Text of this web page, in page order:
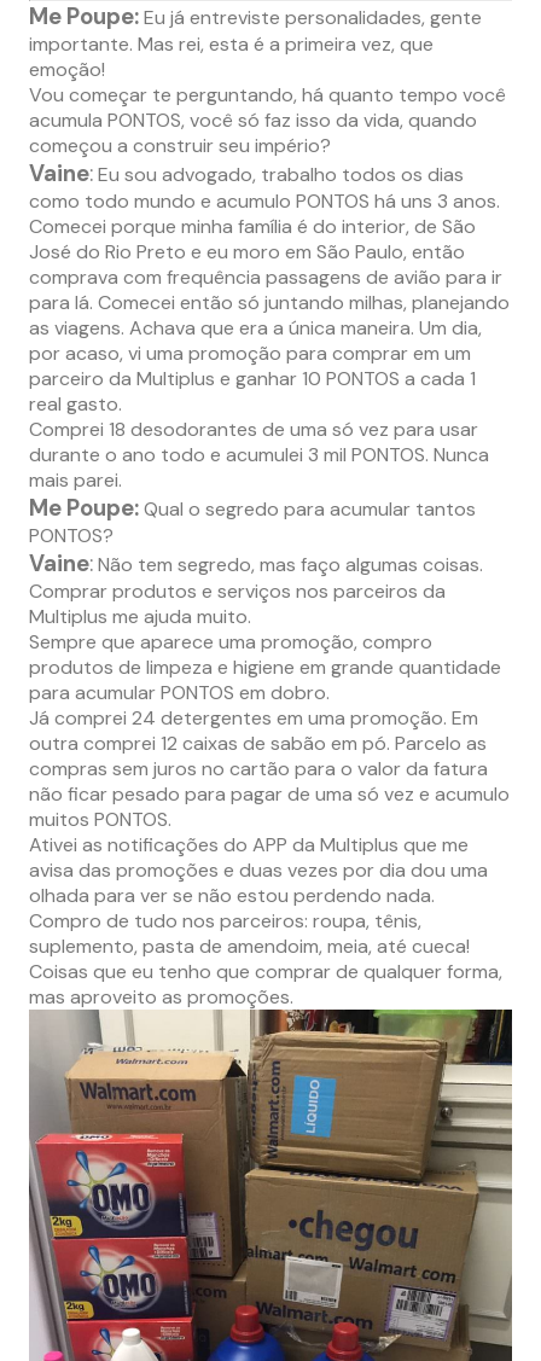
Me Poupe:Eu já entreviste personalidades, gente
importante. Mas rei, esta é a primeira vez, que
emoção!
Vou começar te perguntando, há quanto tempo você
acumula PONTOS, você só faz isso da vida, quando
começou a construir seu império?
Vaine:Eu sou advogado, trabalho todos os dias
como todo mundo e acumulo PONTOS há uns 3 anos.
Comecei porque minha família é do interior, de São
José do Rio Preto e eu moro em São Paulo, então
comprava com frequência passagens de avião para ir
para lá. Comecei então só juntando milhas, planejando
as viagens. Achava que era a única maneira. Um dia,
por acaso, vi uma promoção para comprar em um
parceiro da Multiplus e ganhar 10 PONTOS a cada 1
real gasto.
Comprei 18 desodorantes de uma só vez para usar
durante o ano todo e acumulei 3 mil PONTOS. Nunca
mais parei.
Me Poupe:Qual o segredo para acumular tantos
PONTOS?
Vaine:Não tem segredo, mas faço algumas coisas.
Comprar produtos e serviços nos parceiros da
Multiplus me ajuda muito.
Sempre que aparece uma promoção, compro
produtos de limpeza e higiene em grande quantidade
para acumular PONTOS em dobro.
Já comprei 24 detergentes em uma promoção. Em
outra comprei 12 caixas de sabão em pó. Parcelo as
compras sem juros no cartão para o valor da fatura
não ficar pesado para pagar de uma só vez e acumulo
muitos PONTOS.
Ativei as notificações do APP da Multiplus que me
avisa das promoções e duas vezes por dia dou uma
olhada para ver se não estou perdendo nada.
Compro de tudo nos parceiros: roupa, tênis,
suplemento, pasta de amendoim, meia, até cueca!
Coisas que eu tenho que comprar de qualquer forma,
mas aproveito as promoções.